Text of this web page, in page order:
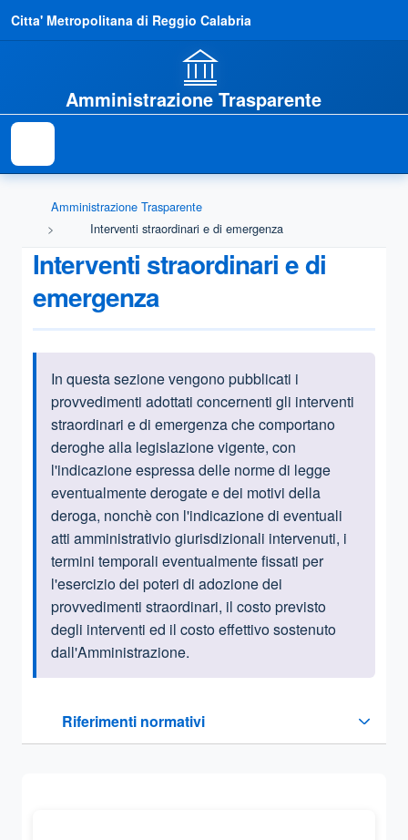
Citta' Metropolitana di Reggio Calabria
Amministrazione Trasparente
Amministrazione Trasparente
Interventi straordinari e di emergenza
Interventi straordinari e di
emergenza
Informazioni introduttive
In questa sezione vengono pubblicati i
provvedimenti adottati concernenti gli interventi
straordinari e di emergenza che comportano
deroghe alla legislazione vigente, con
l'indicazione espressa delle norme di legge
eventualmente derogate e dei motivi della
deroga, nonchè con l'indicazione di eventuali
atti amministrativio giurisdizionali intervenuti, i
termini temporali eventualmente fissati per
l'esercizio dei poteri di adozione dei
provvedimenti straordinari, il costo previsto
degli interventi ed il costo effettivo sostenuto
dall'Amministrazione.
Riferimenti normativi
Sezione compressa